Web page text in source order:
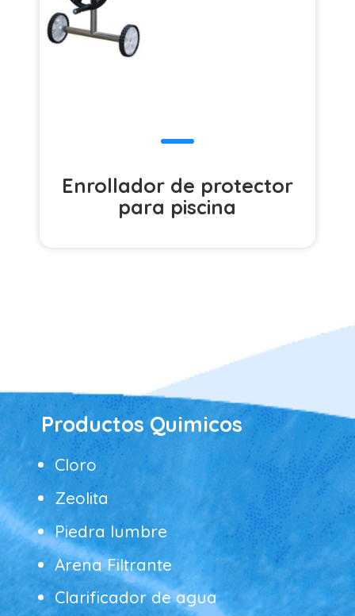
Enrollador de protector
para piscina
Productos Quimicos
Cloro
Zeolita
Piedra lumbre
Arena Filtrante
Clarificador de agua